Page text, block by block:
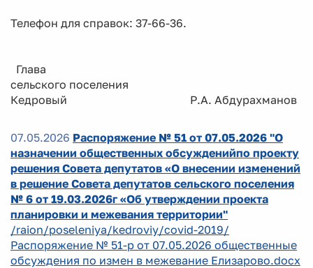
Телефон для справок: 37-66-36.
Глава
сельского поселения
Кедровый Р.А. Абдурахманов
07.05.2026 Распоряжение № 51 от 07.05.2026 "О
назначении общественных обсужденийпо проекту
решения Совета депутатов «О внесении изменений
в решение Совета депутатов сельского поселения
№ 6 от 19.03.2026г «Об утверждении проекта
планировки и межевания территории"
/raion/poseleniya/kedroviy/covid-2019/
Распоряжение № 51-р от 07.05.2026 общественные
обсуждения по измен в межевание Елизарово.docx